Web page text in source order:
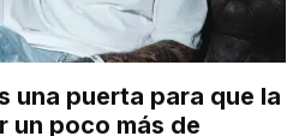
una puerta para que la
un poco más de